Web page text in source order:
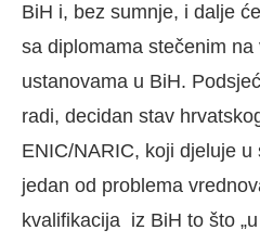
BiH i, bez sumnje, i dalje
sa diplomama stečenim na
ustanovama u BiH.
radi, decidan stav
ENIC/NARIC, koji djeluje
jedan od problema
kvalifikacija iz BiH to što